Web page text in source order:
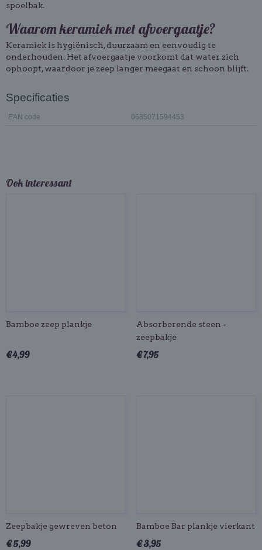
spoelbak.
Waarom keramiek met afvoergaatje?
Keramiek is hygiënisch, duurzaam en eenvoudig te
onderhouden. Het afvoergaatje voorkomt dat water zich
ophoopt, waardoor je zeep langer meegaat en schoon blijft.
Specificaties
EAN code 0685071594453
Ook interessant
Bamboe zeep plankje
€ 4,99
Absorberende steen -
zeepbakje
€ 7,95
Zeepbakje gewreven beton
€ 5,99
Bamboe Bar plankje vierkant
€ 3,95